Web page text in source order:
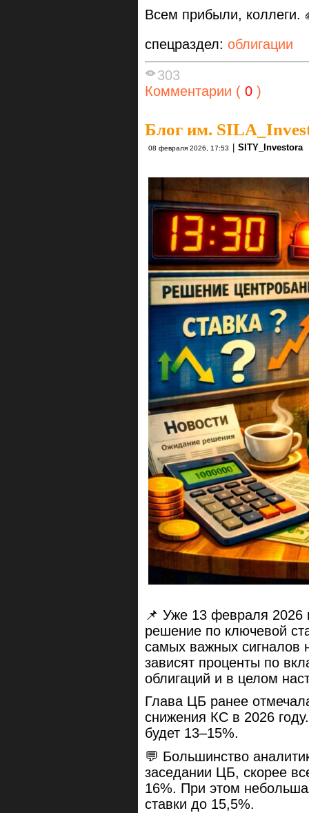
Всем прибыли, коллеги.
спецраздел: облигации
303
Комментарии ( 0 )
Блог им.
08 февраля 2026, 17:53 | SITY_Investora
📌 Уже 13 февраля 2026
решение по ключевой
самых важных сигналов
зависят проценты по
облигаций и в целом
Глава ЦБ ранее
снижения КС в 2026
будет 13–15%.
💬 Большинство
заседании ЦБ, скорее
16%. При этом
ставки до 15,5%.